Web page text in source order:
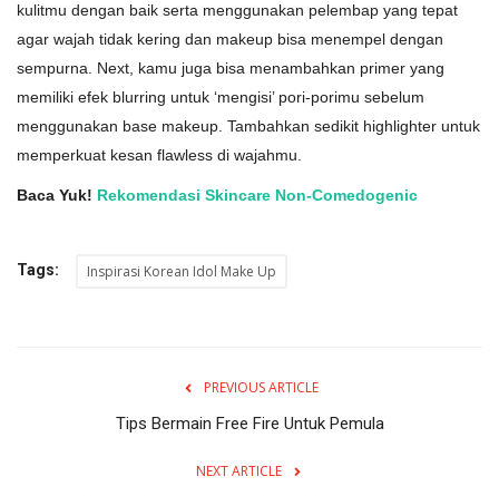
kulitmu dengan baik serta menggunakan pelembap yang tepat
agar wajah tidak kering dan makeup bisa menempel dengan
sempurna. Next, kamu juga bisa menambahkan primer yang
memiliki efek blurring untuk ‘mengisi’ pori-porimu sebelum
menggunakan base makeup. Tambahkan sedikit highlighter untuk
memperkuat kesan flawless di wajahmu.
Baca Yuk! Rekomendasi Skincare Non-Comedogenic
Tags: Inspirasi Korean Idol Make Up
PREVIOUS ARTICLE
Tips Bermain Free Fire Untuk Pemula
NEXT ARTICLE